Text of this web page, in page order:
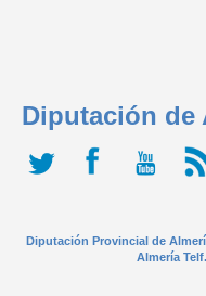
Diputación de
Diputación Provincial de
Almería